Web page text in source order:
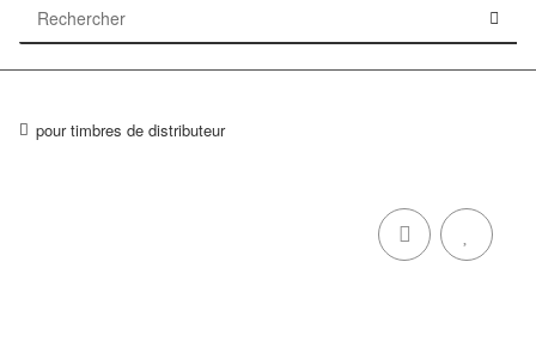
pour timbres de distributeur